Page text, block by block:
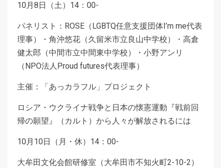
10月8日（土）14：00-
パネリスト：ROSE（LGBTQ任意支援団体I’m me代表
理事）・角沖悠花（久留米市立良山中学校）・高倉
健太郎（中間市立中間東中学校）・小野アンリ
（NPO法人Proud futures代表理事）
主催：「あっカラフル」プロジェクト
ロシア・ウクライナ戦争と日本の懐憲運動『戦前回
帰の願望』（カルト）から人々が解放されるには
10月10日（月・休）14：00-
大牟田文化会館研修室（大牟田市不知火町2-10-2）